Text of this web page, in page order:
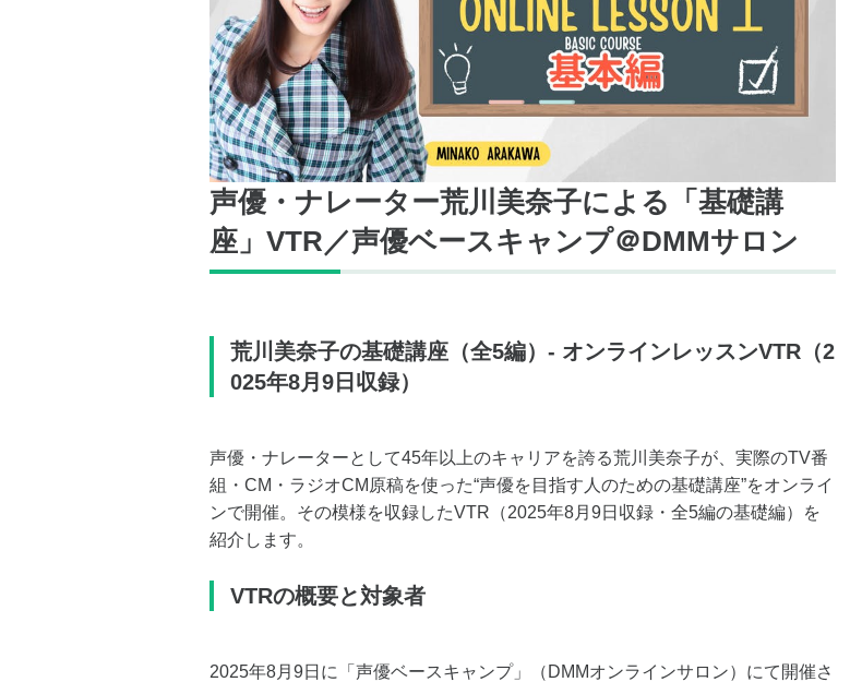
声優・ナレーター荒川美奈子による「基礎講
座」VTR／声優ベースキャンプ＠DMMサロン
荒川美奈子の基礎講座（全5編） - オンラインレッスンVTR（2
025年8月9日収録）
声優・ナレーターとして45年以上のキャリアを誇る荒川美奈子が、実際のTV番
組・CM・ラジオCM原稿を使った“声優を目指す人のための基礎講座”をオンライ
ンで開催。その模様を収録したVTR（2025年8月9日収録・全5編の基礎編）を
紹介します。
VTRの概要と対象者
2025年8月9日に「声優ベースキャンプ」（DMMオンラインサロン）にて開催さ